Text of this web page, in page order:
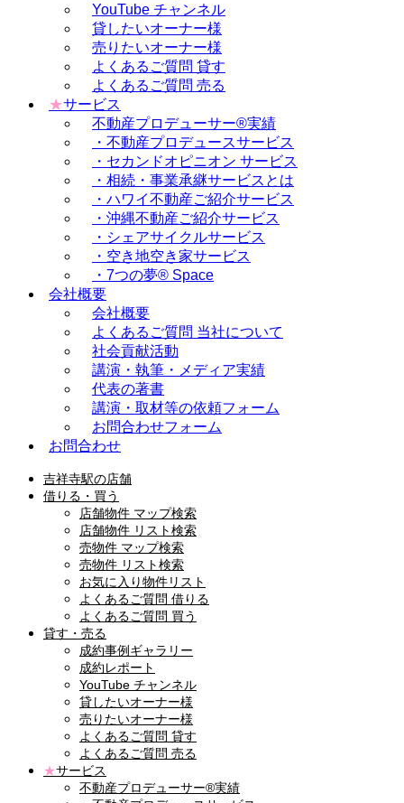
YouTube チャンネル
貸したいオーナー様
売りたいオーナー様
よくあるご質問 貸す
よくあるご質問 売る
★サービス
不動産プロデューサー®実績
・不動産プロデュースサービス
・セカンドオピニオン サービス
・相続・事業承継サービスとは
・ハワイ不動産ご紹介サービス
・沖縄不動産ご紹介サービス
・シェアサイクルサービス
・空き地空き家サービス
・7つの夢® Space
会社概要
会社概要
よくあるご質問 当社について
社会貢献活動
講演・執筆・メディア実績
代表の著書
講演・取材等の依頼フォーム
お問合わせフォーム
お問合わせ
吉祥寺駅の店舗
借りる・買う
店舗物件 マップ検索
店舗物件 リスト検索
売物件 マップ検索
売物件 リスト検索
お気に入り物件リスト
よくあるご質問 借りる
よくあるご質問 買う
貸す・売る
成約事例ギャラリー
成約レポート
YouTube チャンネル
貸したいオーナー様
売りたいオーナー様
よくあるご質問 貸す
よくあるご質問 売る
★サービス
不動産プロデューサー®実績